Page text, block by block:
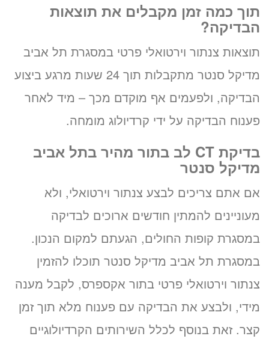
תוך כמה זמן מקבלים את תוצאות
הבדיקה?
תוצאות צנתור וירטואלי פרטי במסגרת תל אביב
מדיקל סנטר מתקבלות תוך 24 שעות מרגע ביצוע
הבדיקה, ולפעמים אף מוקדם מכך – מיד לאחר
פענוח הבדיקה על ידי קרדיולוג מומחה.
בדיקת CT לב בתור מהיר בתל אביב
מדיקל סנטר
אם אתם צריכים לבצע צנתור וירטואלי, ולא
מעוניינים להמתין חודשים ארוכים לבדיקה
במסגרת קופות החולים, הגעתם למקום הנכון.
במסגרת תל אביב מדיקל סנטר תוכלו להזמין
צנתור וירטואלי פרטי בתור אקספרס, לקבל מענה
מידי, ולבצע את הבדיקה עם פענוח מלא תוך זמן
קצר. זאת בנוסף לכלל השירותים הקרדיולוגיים